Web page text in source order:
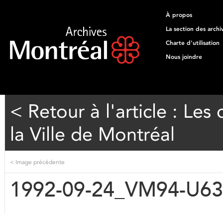
À propos
La section des
Charte d'utilisation
Nous joindre
< Retour à l'article : Les
la Ville de Montréal
< Image précédente
1992-09-24_VM94-